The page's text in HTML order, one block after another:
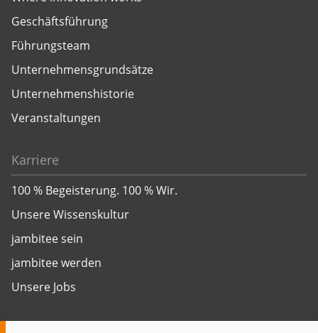
Geschäftsführung
Führungsteam
Unternehmensgrundsätze
Unternehmenshistorie
Veranstaltungen
Karriere
100 % Begeisterung. 100 % Wir.
Unsere Wissenskultur
jambitee sein
jambitee werden
Unsere Jobs